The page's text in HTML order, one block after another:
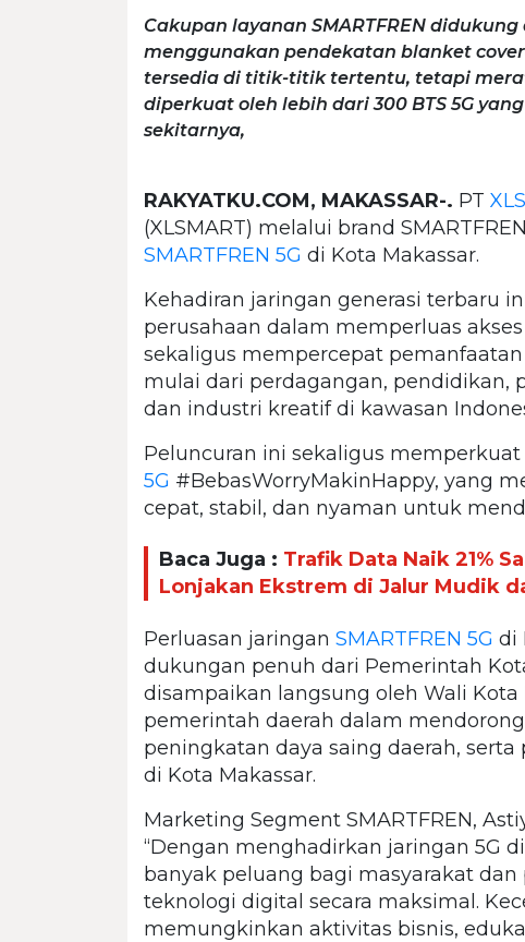
Cakupan layanan SMARTFREN
menggunakan pendekatan blanket
tersedia di titik-titik tertentu, tetapi
diperkuat oleh lebih dari 300 BTS 5G
sekitarnya,
RAKYATKU.COM, MAKASSAR-. PT
(XLSMART) melalui brand
SMARTFREN 5G di Kota Makassar.
Kehadiran jaringan generasi terbaru
perusahaan dalam memperluas
sekaligus mempercepat
mulai dari perdagangan, pendidikan,
dan industri kreatif di kawasan
Peluncuran ini sekaligus
5G #BebasWorryMakinHappy, yang
cepat, stabil, dan nyaman untuk
Baca Juga : Trafik Data Naik 21%
Lonjakan Ekstrem di Jalur Mudik
Perluasan jaringan SMARTFREN 5G di
dukungan penuh dari Pemerintah
disampaikan langsung oleh Wali
pemerintah daerah dalam
peningkatan daya saing daerah,
di Kota Makassar.
Marketing Segment SMARTFREN,
“Dengan menghadirkan jaringan 5G
banyak peluang bagi masyarakat
teknologi digital secara maksimal.
memungkinkan aktivitas bisnis,